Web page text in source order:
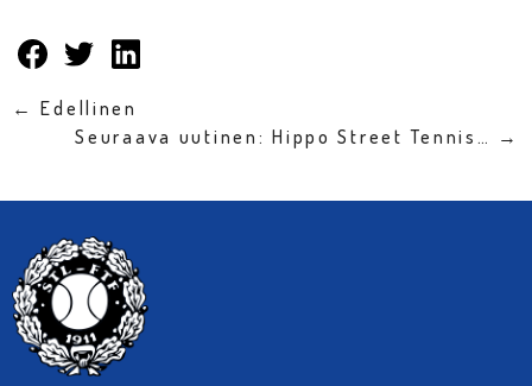
← Edellinen
Seuraava uutinen: Hippo Street Tennis… →